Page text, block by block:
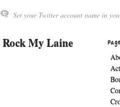
Set your Twitter account name in
Rock My Laine